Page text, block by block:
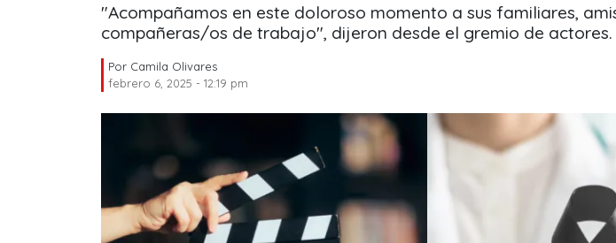
"Acompañamos en este doloroso momento a sus familiares,
compañeras/os de trabajo", dijeron desde el gremio de actores.
Por Camila Olivares
febrero 6, 2025 - 12:19 pm